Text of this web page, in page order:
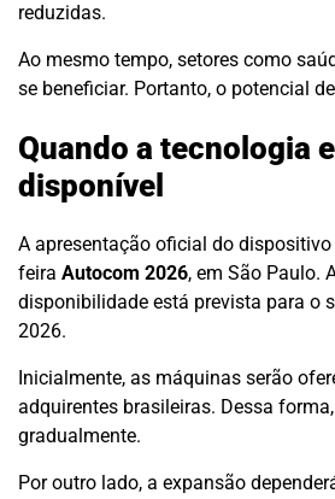
reduzidas.
Ao mesmo tempo, setores como
se beneficiar. Portanto, o potencial
Quando a tecnologia
disponível
A apresentação oficial do
feira Autocom 2026, em São Paulo.
disponibilidade está prevista para o
2026.
Inicialmente, as máquinas serão
adquirentes brasileiras. Dessa
gradualmente.
Por outro lado, a expansão